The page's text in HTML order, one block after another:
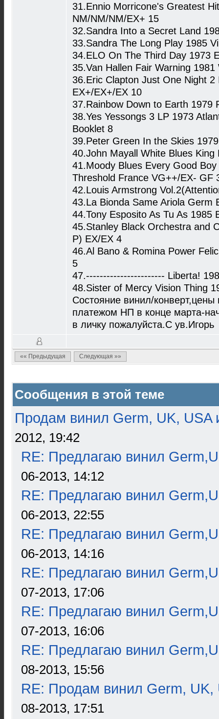
31.Ennio Morricone's Greatest
NM/NM/NM/EX+ 15
32.Sandra Into a Secret Land
33.Sandra The Long Play 1985
34.ELO On The Third Day 1973
35.Van Hallen Fair Warning
36.Eric Clapton Just One Night
EX+/EX+/EX 10
37.Rainbow Down to Earth 1979
38.Yes Yessongs 3 LP 1973
Booklet 8
39.Peter Green In the Skies
40.John Mayall White Blues
41.Moody Blues Every Good
Threshold France VG++/EX- GF
42.Louis Armstrong
43.La Bionda Same Ariola Germ
44.Tony Esposito As Tu As 1985
45.Stanley Black Orchestra and
P) EX/EX 4
46.Al Bano & Romina Power
5
47.----------------------- Liberta!
48.Sister of Mercy Vision Thing
Состояние винил/
платежом НП в конце марта-
в личку пожалуйста.С ув.Игорь
«« Предыдущая Следующая »»
Сообщения в этой теме
Продам винил Germ, UK, USA
2012, 19:42
RE: Предлагаю винил
06-2013, 14:12
RE: Предлагаю винил
06-2013, 22:55
RE: Предлагаю винил
06-2013, 14:16
RE: Предлагаю винил
07-2013, 17:06
RE: Предлагаю винил
07-2013, 16:06
RE: Предлагаю винил
08-2013, 15:56
RE: Продам винил Germ, UK,
08-2013, 17:51